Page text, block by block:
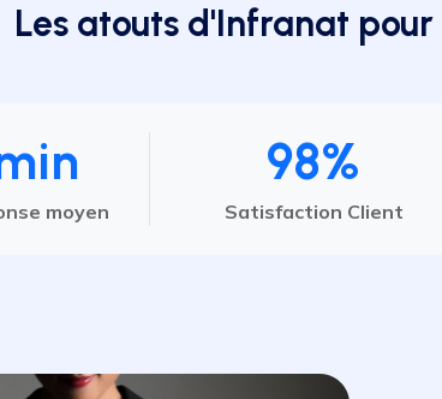
Les atouts d'Infranat
moyen
98%
Satisfaction Client